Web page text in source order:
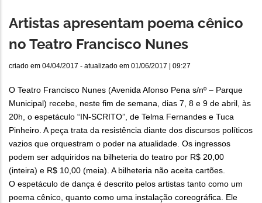
Artistas apresentam poema cênico
no Teatro Francisco Nunes
criado em 04/04/2017 - atualizado em 01/06/2017 | 09:27
O Teatro Francisco Nunes (Avenida Afonso Pena s/nº – Parque
Municipal) recebe, neste fim de semana, dias 7, 8 e 9 de abril, às
20h, o espetáculo “IN-SCRITO”, de Telma Fernandes e Tuca
Pinheiro. A peça trata da resistência diante dos discursos políticos
vazios que orquestram o poder na atualidade. Os ingressos
podem ser adquiridos na bilheteria do teatro por R$ 20,00
(inteira) e R$ 10,00 (meia). A bilheteria não aceita cartões.
O espetáculo de dança é descrito pelos artistas tanto como um
poema cênico, quanto como uma instalação coreográfica. Ele